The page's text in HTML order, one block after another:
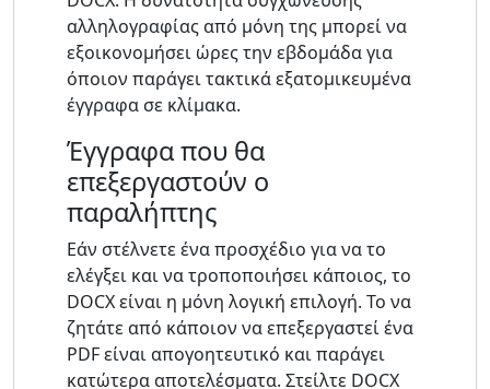
αλληλογραφίας από μόνη της μπορεί να
εξοικονομήσει ώρες την εβδομάδα για
όποιον παράγει τακτικά εξατομικευμένα
έγγραφα σε κλίμακα.
Έγγραφα που θα
επεξεργαστούν ο
παραλήπτης
Εάν στέλνετε ένα προσχέδιο για να το
ελέγξει και να τροποποιήσει κάποιος, το
DOCX είναι η μόνη λογική επιλογή. Το να
ζητάτε από κάποιον να επεξεργαστεί ένα
PDF είναι απογοητευτικό και παράγει
κατώτερα αποτελέσματα. Στείλτε DOCX